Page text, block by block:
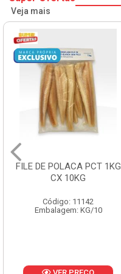
Veja mais
FILE DE POLACA PCT 1KG
CX 10KG
Código: 11142
Embalagem: KG/10